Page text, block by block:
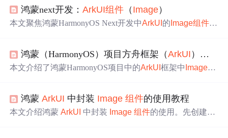
图，还介绍了添加属性的方法，包括设置缩放类型、图片
差值、重复样式等，以及同步加载图片和事件调用等内
鸿蒙next开发：ArkUI组件 （ Image）
本文聚焦鸿蒙HarmonyOS Next开发中ArkUI 的 Image组件。
等；能处理事件调用，通过绑定事件监听加载完成与失败
情况，以提升用户体验。
鸿蒙（HarmonyOS）项目方舟框架（ArkUI ）之
本文介绍了鸿蒙HarmonyOS项目中的ArkUI框架中 Image组
络图片），组件
的接口、参数、属性及事件（如onComplet
e、onError、onFinish）。并提供了代码示例展示如何使用
鸿蒙ArkUI 中封装 Image 组件的使用教程
本文介绍鸿蒙ArkUI 中封装 Image 组件的使用。先创建组